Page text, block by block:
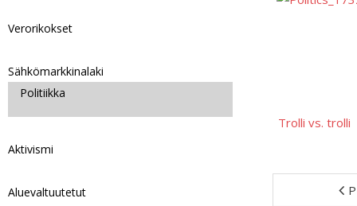
Trolli vs. trolli
Verorikokset
Sähkömarkkinalaki
Politiikka
Aktivismi
Aluevaltuutetut